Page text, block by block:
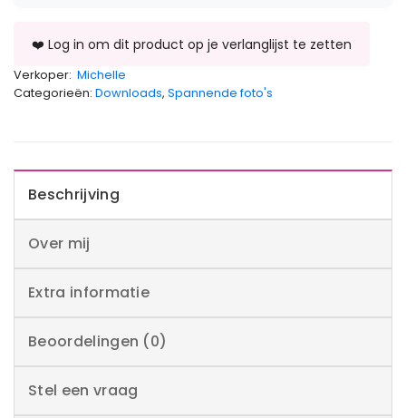
Verkoper: Michelle
Categorieën: Downloads, Spannende foto's
Beschrijving
Over mij
Extra informatie
Beoordelingen (0)
Stel een vraag